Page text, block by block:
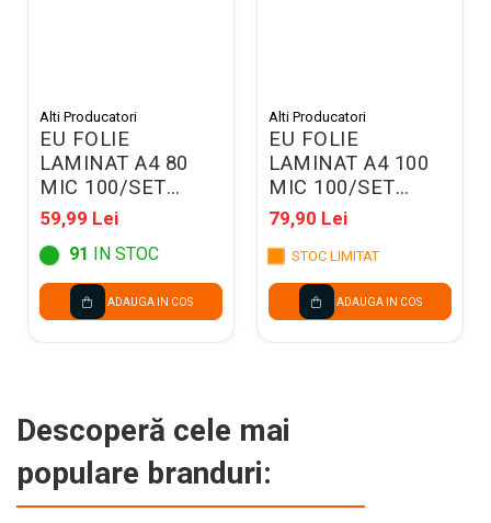
Alti Producatori
EU FOLIE
LAMINAT A4 80
MIC 100/SET
20281
59,99 Lei
91 IN STOC
ADAUGA IN COS
Alti Producatori
EU FOLIE
LAMINAT A4 100
MIC 100/SET
20271
79,90 Lei
STOC LIMITAT
ADAUGA IN COS
Descoperă cele mai
populare branduri: